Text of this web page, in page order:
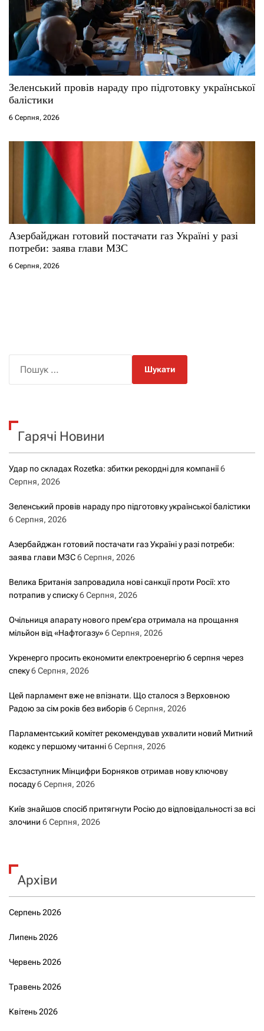
Зеленський провів нараду про підготовку української
балістики
6 Серпня, 2026
Азербайджан готовий постачати газ Україні у разі
потреби: заява глави МЗС
6 Серпня, 2026
к
Гарячі Новини
Удар по складах Rozetka: збитки рекордні для компанії6
Серпня, 2026
Зеленський провів нараду про підготовку української балістики
6 Серпня, 2026
Азербайджан готовий постачати газ Україні у разі потреби:
заява глави МЗС6 Серпня, 2026
Велика Британія запровадила нові санкції проти Росії: хто
потрапив у списку6 Серпня, 2026
Очільниця апарату нового прем’єра отримала на прощання
мільйон від «Нафтогазу»6 Серпня, 2026
Укренерго просить економити електроенергію 6 серпня через
спеку6 Серпня, 2026
Цей парламент вже не впізнати. Що сталося з Верховною
Радою за сім років без виборів 6 Серпня, 2026
Парламентський комітет рекомендував ухвалити новий Митний
кодекс у першому читанні6 Серпня, 2026
Ексзаступник Мінцифри Борняков отримав нову ключову
посаду6 Серпня, 2026
Київ знайшов спосіб притягнути Росію до відповідальності за всі
злочини 6 Серпня, 2026
Архіви
Серпень 2026
Липень 2026
Червень 2026
Травень 2026
Квітень 2026